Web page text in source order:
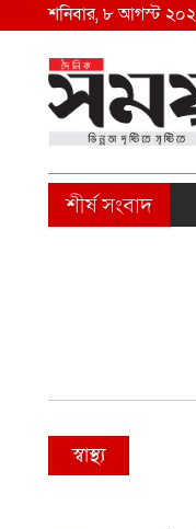
শনিবার, ৮ আগস্ট
স্বাস্থ্য